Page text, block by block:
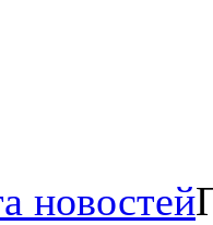
новостей